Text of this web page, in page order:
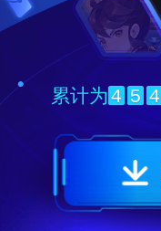
累计为 4 5 4